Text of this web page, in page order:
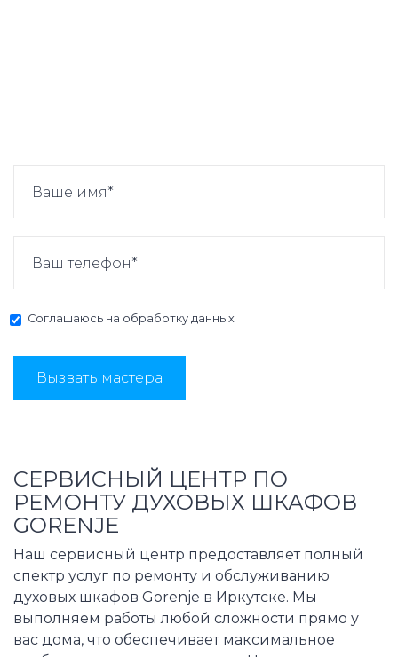
Соглашаюсь на обработку данных
Вызвать мастера
СЕРВИСНЫЙ ЦЕНТР ПО
РЕМОНТУ ДУХОВЫХ ШКАФОВ
GORENJE
Наш сервисный центр предоставляет полный
спектр услуг по ремонту и обслуживанию
духовых шкафов Gorenje в Иркутске. Мы
выполняем работы любой сложности прямо у
вас дома, что обеспечивает максимальное